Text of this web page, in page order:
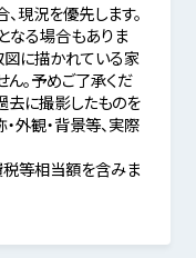
現況を優先します。
なる場合もありま
図に描かれている家
。予めご了承くだ
去に撮影したものを
外観・背景等、実際
等相当額を含みま